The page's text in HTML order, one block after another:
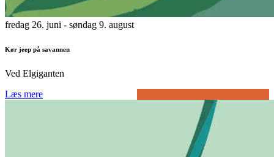
fredag 26. juni - søndag 9. august
Kør jeep på savannen
Ved Elgiganten
Læs mere